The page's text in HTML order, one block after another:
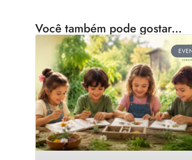
Você também pode gostar...